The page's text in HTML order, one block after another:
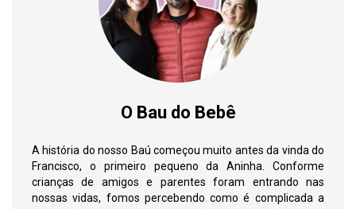
O Bau do Bebê
A história do nosso Baú começou muito antes da vinda do
Francisco, o primeiro pequeno da Aninha. Conforme
crianças de amigos e parentes foram entrando nas
nossas vidas, fomos percebendo como é complicada a